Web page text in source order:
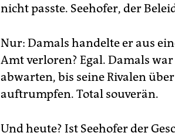
nicht passte. Seehofer, der
Nur: Damals handelte er aus
Amt verloren? Egal. Damals
abwarten, bis seine Rivalen
auftrumpfen. Total souverän.
Und heute? Ist Seehofer der